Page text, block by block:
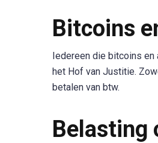
Bitcoins
Iedereen die bitcoins
het Hof van Justitie.
betalen van btw.
Belasting